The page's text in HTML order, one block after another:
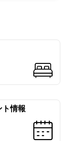
ト情報